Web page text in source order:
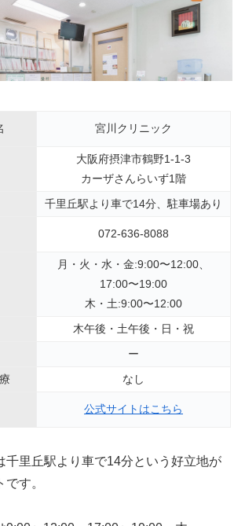
宮川クリニック
大阪府摂津市鶴野1-1-3
カーザさんらいず1階
千里丘駅より車で14分、駐車場あり
072-636-8088
月・火・水・金:9:00〜12:00、
17:00〜19:00
木・土:9:00〜12:00
木午後・土午後・日・祝
ー
なし
公式サイトはこちら
千里丘駅より車で14分という好立地が
す。